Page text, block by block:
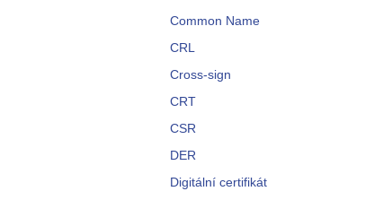
Common Name
CRL
Cross-sign
CRT
CSR
DER
Digitální certifikát